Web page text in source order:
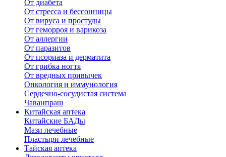
От диабета
От стресса и бессонницы
От вируса и простуды
От геморроя и варикоза
От аллергии
От паразитов
От псориаза и дерматита
От грибка ногтя
От вредных привычек
Онкология и иммунология
Сердечно-сосудистая система
Чаванпраш
Китайская аптека
Китайские БАДы
Мази лечебные
Пластыри лечебные
Тайская аптека